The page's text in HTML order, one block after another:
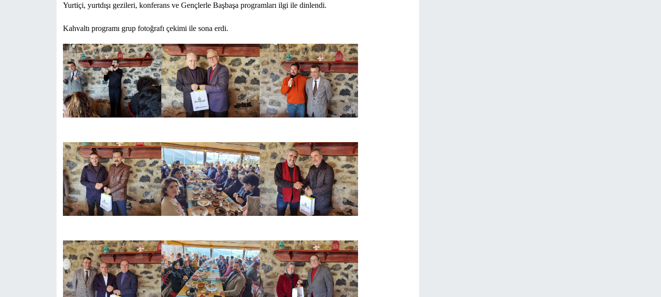
Yurtiçi, yurtdışı gezileri, konferans ve Gençlerle Başbaşa programları ilgi ile dinlendi.
Kahvaltı programı grup fotoğrafı çekimi ile sona erdi.